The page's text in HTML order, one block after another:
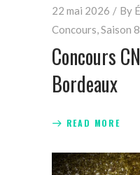
22 mai 2026 By
Concours,Saison 8
Concours
Bordeaux
READ MORE